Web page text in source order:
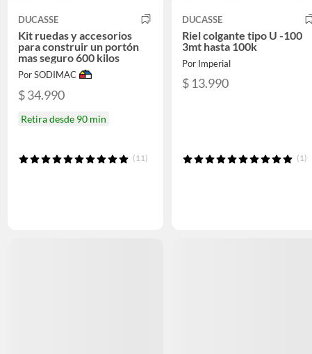
DUCASSE
Kit ruedas y accesorios
para construir un portón
mas seguro 600 kilos
Por SODIMAC
$ 34.990
Retira desde 90 min
(11)
DUCASSE
Riel colgante tipo U -100
3mt hasta 100k
Por Imperial
$ 13.990
(1)